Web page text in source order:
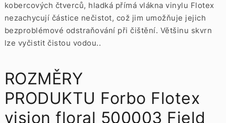
kobercových čtverců, hladká přímá vlákna vinylu Flotex
nezachycují částice nečistot, což jim umožňuje jejich
bezproblémové odstraňování při čištění. Většinu skvrn
lze vyčistit čistou vodou..
ROZMĚRY
PRODUKTU Forbo Flotex
vision floral 500003 Field